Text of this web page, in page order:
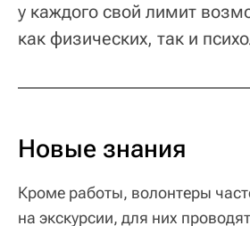
у каждого свой лимит
как физических, так и
Новые знания
Кроме работы, волонтеры
на экскурсии, для них